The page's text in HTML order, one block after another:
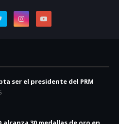
ser el presidente del PRM